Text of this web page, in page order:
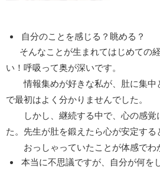
自分のことを感じる？眺める？
そんなことが生まれてはじめての
い！呼吸って奥が深いです。
情報集めが好きな私が、肚に集中
で最初はよく分かりませんでした。
しかし、継続する中で、心の感覚
た。先生が肚を鍛えたら心が安定する
おっしゃっていたことが体感でわ
本当に不思議ですが、自分が何を